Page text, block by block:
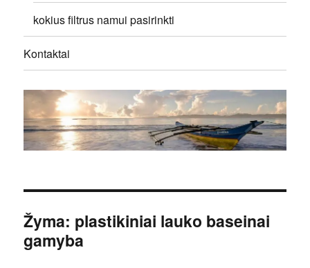
kokius filtrus namui pasirinkti
Kontaktai
Žyma: plastikiniai lauko baseinai
gamyba